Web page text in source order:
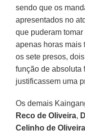
sendo que os
apresentados no
que puderam
apenas horas mais
os sete presos,
função de absoluta
justificassem uma
Os demais
Reco de Oliveira,
Celinho de Oliveira